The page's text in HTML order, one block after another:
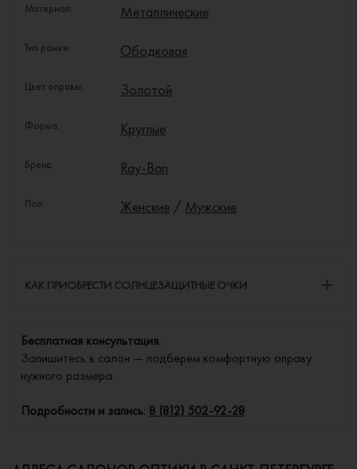
Материал: Металлические
Тип рамки: Ободковая
Цвет оправы: Золотой
Форма: Круглые
Бренд: Ray-Ban
Пол: Женские / Мужские
КАК ПРИОБРЕСТИ СОЛНЦЕЗАЩИТНЫЕ ОЧКИ
Бесплатная консультация.
Запишитесь в салон — подберем комфортную оправу
нужного размера.
Подробности и запись: 8 (812) 502-92-28